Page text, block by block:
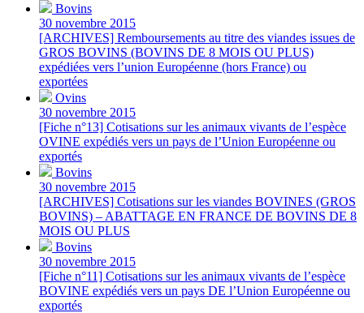
Bovins
30 novembre 2015
[ARCHIVES] Remboursements au titre des viandes issues de
GROS BOVINS (BOVINS DE 8 MOIS OU PLUS)
expédiées vers l’union Européenne (hors France) ou
exportées
Ovins
30 novembre 2015
[Fiche n°13] Cotisations sur les animaux vivants de l’espèce
OVINE expédiés vers un pays de l’Union Européenne ou
exportés
Bovins
30 novembre 2015
[ARCHIVES] Cotisations sur les viandes BOVINES (GROS
BOVINS) – ABATTAGE EN FRANCE DE BOVINS DE 8
MOIS OU PLUS
Bovins
30 novembre 2015
[Fiche n°11] Cotisations sur les animaux vivants de l’espèce
BOVINE expédiés vers un pays DE l’Union Européenne ou
exportés